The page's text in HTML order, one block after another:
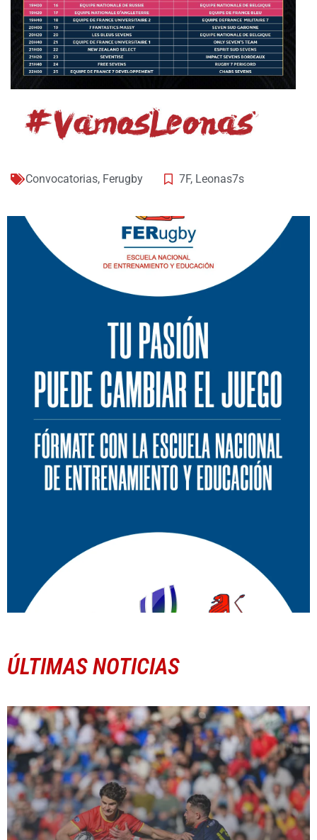
Convocatorias, Ferugby 7F, Leonas7s
ÚLTIMAS NOTICIAS